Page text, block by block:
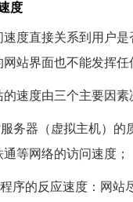
度
速度直接关系到用户
站界面也不能发挥任
速度由三个主要因素
务器（虚拟主机）的
等网络的访问速度；
序的反应速度：网站